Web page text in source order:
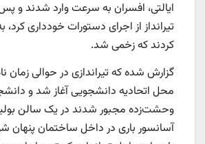
ایالتی، افسران به سرعت وارد شدند و پس
تیرانداز از اجرای دستورات خودداری
کردند که زخمی شد.
گزارش شده که تیراندازی در حوالی زمان
محل اتحادیه دانشجویی آغاز شد و
وحشت‌زده مجبور شدند در یک سالن
آسانسور باری در داخل ساختمان پنهان